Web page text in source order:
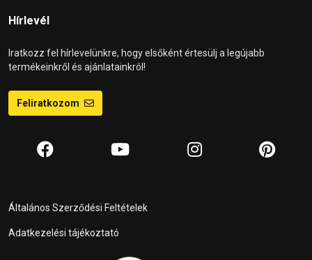
Hírlevél
Iratkozz fel hírlevelünkre, hogy elsőként értesülj a legújabb
termékeinkről és ajánlatainkról!
Feliratkozom
Általános Szerződési Feltételek
Adatkezelési tájékoztató